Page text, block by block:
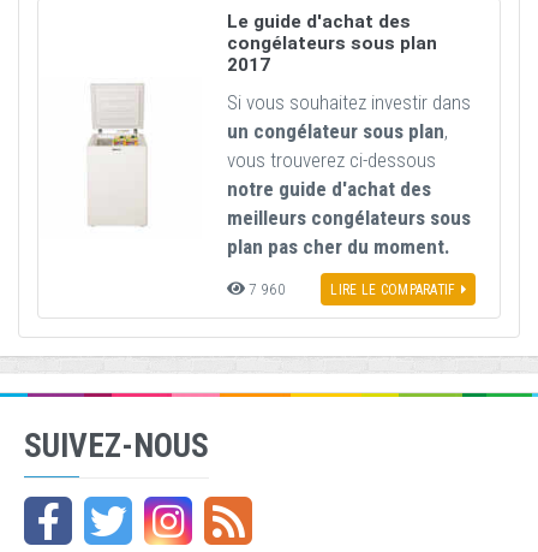
Le guide d'achat des
congélateurs sous plan
2017
Si vous souhaitez investir dans
un congélateur sous plan,
vous trouverez ci-dessous
notre guide d'achat des
meilleurs congélateurs sous
plan pas cher du moment.
7 960 LIRE LE COMPARATIF
SUIVEZ-NOUS